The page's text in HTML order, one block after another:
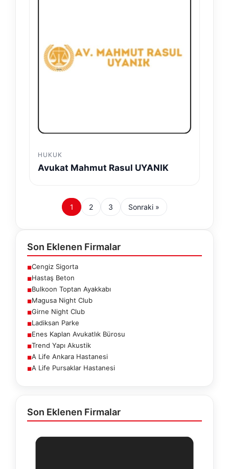
HUKUK
Avukat Mahmut Rasul UYANIK
1 2 3 Sonraki »
Son Eklenen Firmalar
■Cengiz Sigorta
■Hastaş Beton
■Bulkoon Toptan Ayakkabı
■Magusa Night Club
■Girne Night Club
■Ladiksan Parke
■Enes Kaplan Avukatlık Bürosu
■Trend Yapı Akustik
■A Life Ankara Hastanesi
■A Life Pursaklar Hastanesi
Son Eklenen Firmalar